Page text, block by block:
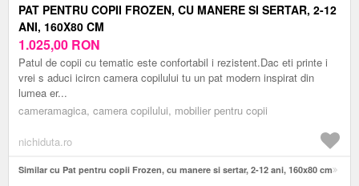
PAT PENTRU COPII FROZEN, CU MANERE SI SERTAR, 2-12
ANI, 160X80 CM
1.025,00 RON
Patul de copii cu tematic este confortabil i rezistent.Dac eti printe i
vrei s aduci icircn camera copilului tu un pat modern inspirat din
lumea er...
cameramagica, camera copilului, mobilier pentru copii
nichiduta.ro
Similar cu Pat pentru copii Frozen, cu manere si sertar, 2-12 ani, 160x80 cm